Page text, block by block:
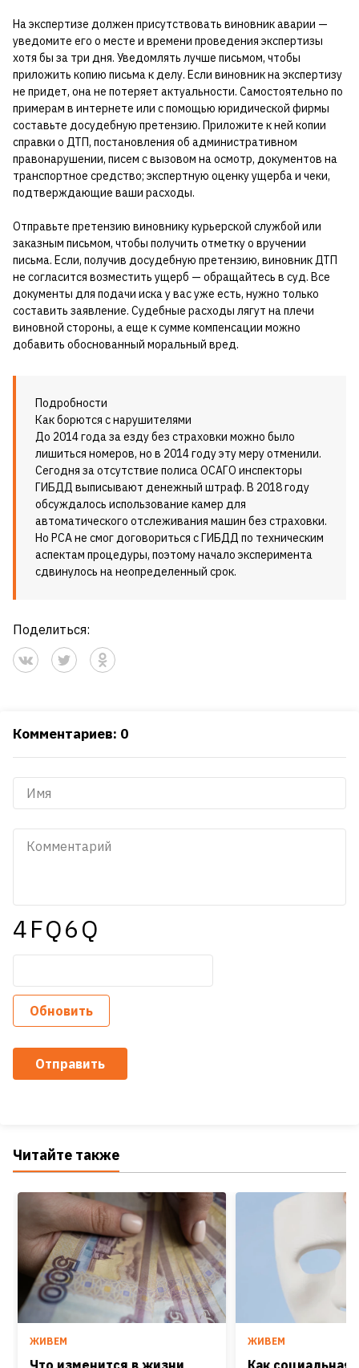
На экспертизе должен присутствовать виновник аварии —
уведомите его о месте и времени проведения экспертизы
хотя бы за три дня. Уведомлять лучше письмом, чтобы
приложить копию письма к делу. Если виновник на экспертизу
не придет, она не потеряет актуальности. Самостоятельно по
примерам в интернете или с помощью юридической фирмы
составьте досудебную претензию. Приложите к ней копии
справки о ДТП, постановления об административном
правонарушении, писем с вызовом на осмотр, документов на
транспортное средство; экспертную оценку ущерба и чеки,
подтверждающие ваши расходы.
Отправьте претензию виновнику курьерской службой или
заказным письмом, чтобы получить отметку о вручении
письма. Если, получив досудебную претензию, виновник ДТП
не согласится возместить ущерб — обращайтесь в суд. Все
документы для подачи иска у вас уже есть, нужно только
составить заявление. Судебные расходы лягут на плечи
виновной стороны, а еще к сумме компенсации можно
добавить обоснованный моральный вред.
Подробности
Как борются с нарушителями
До 2014 года за езду без страховки можно было
лишиться номеров, но в 2014 году эту меру отменили.
Сегодня за отсутствие полиса ОСАГО инспекторы
ГИБДД выписывают денежный штраф. В 2018 году
обсуждалось использование камер для
автоматического отслеживания машин без страховки.
Но РСА не смог договориться с ГИБДД по техническим
аспектам процедуры, поэтому начало эксперимента
сдвинулось на неопределенный срок.
Поделиться:
Комментариев: 0
4FQ6Q
Обновить
Отправить
Читайте также
ЖИВЕМ
Что изменится в жизни
ЖИВЕМ
Как